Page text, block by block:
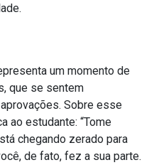
um momento de
que se sentem
Sobre esse
ao estudante: “Tome
chegando zerado para
de fato, fez a sua parte.